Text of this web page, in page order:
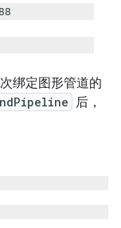
绑定图形管道的
后，